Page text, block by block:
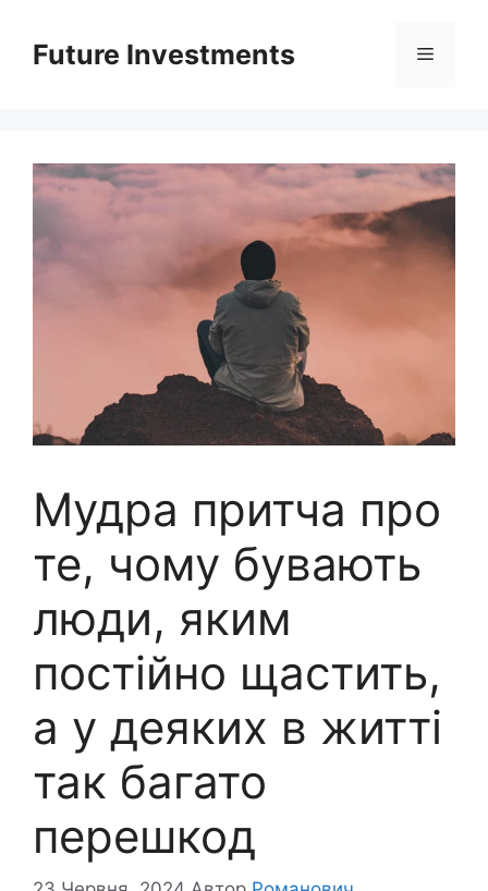
вмістуFuture Investments Меню
Мудра притча про
те, чому бувають
люди, яким
постійно щастить,
а у деяких в житті
так багато
перешкод